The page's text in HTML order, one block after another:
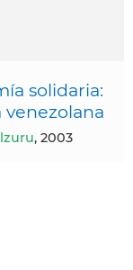
solidaria:
venezolana
, 2003